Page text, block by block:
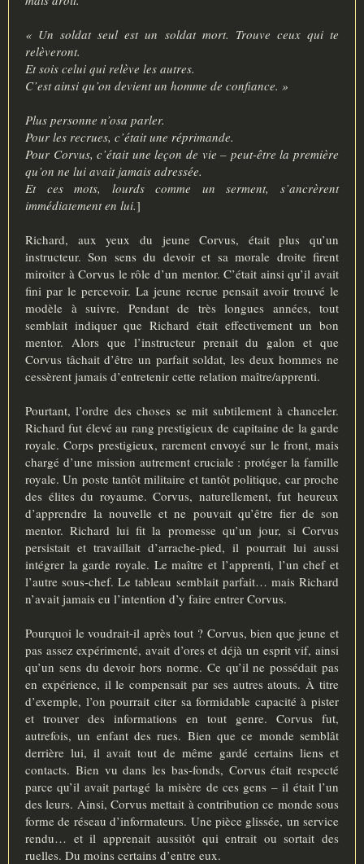
« Un soldat seul est un soldat mort. Trouve ceux qui te
relèveront.
Et sois celui qui relève les autres.
C’est ainsi qu’on devient un homme de confiance. »
Plus personne n’osa parler.
Pour les recrues, c’était une réprimande.
Pour Corvus, c’était une leçon de vie – peut-être la première
qu’on ne lui avait jamais adressée.
Et ces mots, lourds comme un serment, s’ancrèrent
immédiatement en lui.]
Richard, aux yeux du jeune Corvus, était plus qu’un
instructeur. Son sens du devoir et sa morale droite firent
miroiter à Corvus le rôle d’un mentor. C’était ainsi qu’il avait
fini par le percevoir. La jeune recrue pensait avoir trouvé le
modèle à suivre. Pendant de très longues années, tout
semblait indiquer que Richard était effectivement un bon
mentor. Alors que l’instructeur prenait du galon et que
Corvus tâchait d’être un parfait soldat, les deux hommes ne
cessèrent jamais d’entretenir cette relation maître/apprenti.
Pourtant, l’ordre des choses se mit subtilement à chanceler.
Richard fut élevé au rang prestigieux de capitaine de la garde
royale. Corps prestigieux, rarement envoyé sur le front, mais
chargé d’une mission autrement cruciale : protéger la famille
royale. Un poste tantôt militaire et tantôt politique, car proche
des élites du royaume. Corvus, naturellement, fut heureux
d’apprendre la nouvelle et ne pouvait qu’être fier de son
mentor. Richard lui fit la promesse qu’un jour, si Corvus
persistait et travaillait d’arrache-pied, il pourrait lui aussi
intégrer la garde royale. Le maître et l’apprenti, l’un chef et
l’autre sous-chef. Le tableau semblait parfait… mais Richard
n’avait jamais eu l’intention d’y faire entrer Corvus.
Pourquoi le voudrait-il après tout ? Corvus, bien que jeune et
pas assez expérimenté, avait d’ores et déjà un esprit vif, ainsi
qu’un sens du devoir hors norme. Ce qu’il ne possédait pas
en expérience, il le compensait par ses autres atouts. À titre
d’exemple, l’on pourrait citer sa formidable capacité à pister
et trouver des informations en tout genre. Corvus fut,
autrefois, un enfant des rues. Bien que ce monde semblât
derrière lui, il avait tout de même gardé certains liens et
contacts. Bien vu dans les bas-fonds, Corvus était respecté
parce qu’il avait partagé la misère de ces gens – il était l’un
des leurs. Ainsi, Corvus mettait à contribution ce monde sous
forme de réseau d’informateurs. Une pièce glissée, un service
rendu… et il apprenait aussitôt qui entrait ou sortait des
ruelles. Du moins certains d’entre eux.